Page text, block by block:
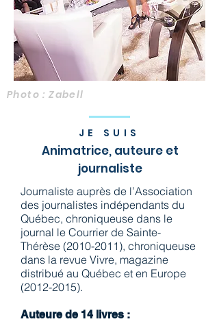
Photo : Zabell
JE SUIS
Animatrice, auteure et
journaliste
Journaliste auprès de l’Association
des journalistes indépendants du
Québec, chroniqueuse dans le
journal le Courrier de Sainte-
Thérèse (2010-2011), chroniqueuse
dans la revue Vivre, magazine
distribué au Québec et en Europe
(2012-2015).
Auteure de 14 livres :